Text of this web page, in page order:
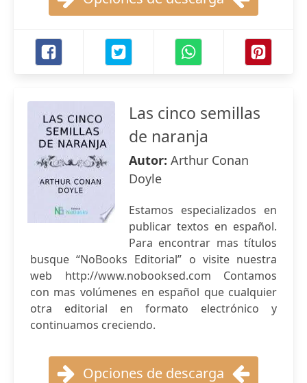
Las cinco semillas
de naranja
Autor: Arthur Conan
Doyle
Estamos especializados en
publicar textos en español.
Para encontrar mas títulos
busque “NoBooks Editorial” o visite nuestra
web http://www.nobooksed.com Contamos
con mas volúmenes en español que cualquier
otra editorial en formato electrónico y
continuamos creciendo.
Opciones de descarga